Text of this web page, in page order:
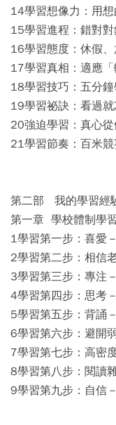
14學習想像力：用
15學習進程：錯對
16學習態度：休假
17學習真相：適應
18學習技巧：五分
19學習祕訣：看過
20強迫學習：真心
21學習節奏：百米
第二部 我的學習經
第一章 學校體制學
1學習第一步：喜愛
2學習第二步：相信
3學習第三步：專注
4學習第四步：思考
5學習第五步：背誦
6學習第六步：避開
7學習第七步：高密
8學習第八步：閱讀
9學習第九步：自信